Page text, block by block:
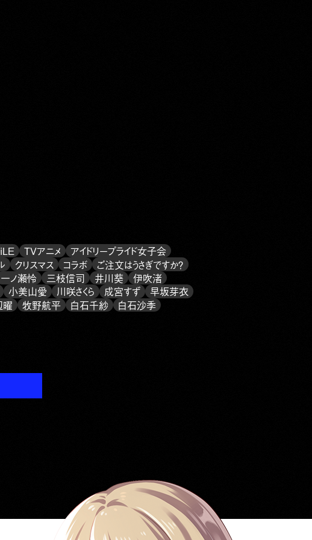
TVアニメ
アイドリープライド女子会
クリスマス コラボ
ご注文はうさぎですか？
一ノ瀬怜 三枝信司 井川葵
伊吹渚
小美山愛 川咲さくら 成宮すず
早坂芽衣
曜 牧野航平 白石千紗
白石沙季